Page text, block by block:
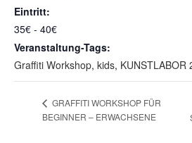
Eintritt:
35€ - 40€
Veranstaltung-Tags:
Graffiti Workshop, kids, KUNSTLABOR
GRAFFITI WORKSHOP FÜR
BEGINNER – ERWACHSENE